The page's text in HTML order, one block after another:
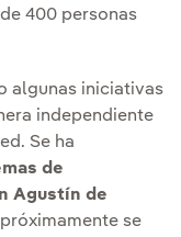
400 personas
algunas iniciativas
independiente
Se ha
de
Agustín de
se